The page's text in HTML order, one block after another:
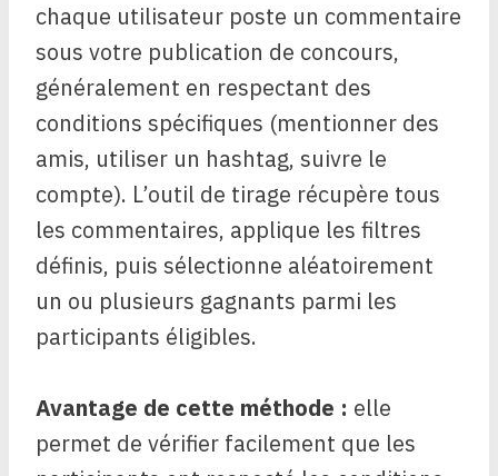
chaque utilisateur poste un commentaire
sous votre publication de concours,
généralement en respectant des
conditions spécifiques (mentionner des
amis, utiliser un hashtag, suivre le
compte). L’outil de tirage récupère tous
les commentaires, applique les filtres
définis, puis sélectionne aléatoirement
un ou plusieurs gagnants parmi les
participants éligibles.
Avantage de cette méthode : elle
permet de vérifier facilement que les